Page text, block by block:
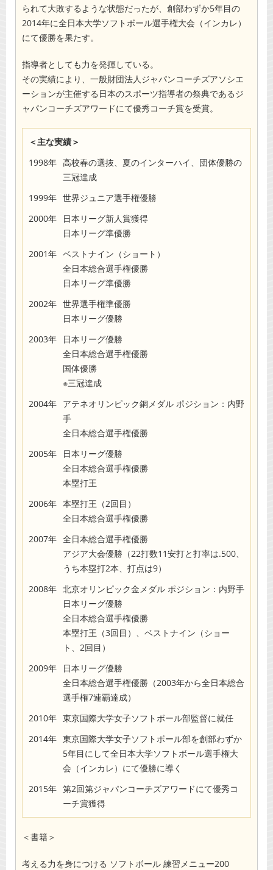
られて大敗するような状態だったが、創部わずか5年目の
2014年に全日本大学ソフトボール選手権大会（インカレ）
にて優勝を果たす。
指導者としても力を発揮している。
その実績により、一般財団法人ジャパンコーチズアソシエ
ーションが主催する日本のスポーツ指導者の祭典であるジ
ャパンコーチズアワードにて優秀コーチ賞を受賞。
＜主な実績＞
1998年 高校春の選抜、夏のインターハイ、団体優勝の
三冠達成
1999年 世界ジュニア選手権優勝
2000年
日本リーグ新人賞獲得
日本リーグ準優勝
2001年 ベストナイン（ショート）
全日本総合選手権優勝
日本リーグ準優勝
2002年 世界選手権準優勝
日本リーグ優勝
2003年
日本リーグ優勝
全日本総合選手権優勝
国体優勝
※三冠達成
2004年 アテネオリンピック銅メダル ポジション：内野
手
全日本総合選手権優勝
2005年
日本リーグ優勝
全日本総合選手権優勝
本塁打王
2006年 本塁打王（2回目）
全日本総合選手権優勝
2007年 全日本総合選手権優勝
アジア大会優勝（22打数11安打と打率は.500、
うち本塁打2本、打点は9）
2008年 北京オリンピック金メダル ポジション：内野手
日本リーグ優勝
全日本総合選手権優勝
本塁打王（3回目）、ベストナイン（ショー
ト、2回目）
2009年
日本リーグ優勝
全日本総合選手権優勝（2003年から全日本総合
選手権7連覇達成）
2010年 東京国際大学女子ソフトボール部監督に就任
2014年 東京国際大学女子ソフトボール部を創部わずか
5年目にして全日本大学ソフトボール選手権大
会（インカレ）にて優勝に導く
2015年 第2回第ジャパンコーチズアワードにて優秀コ
ーチ賞獲得
＜書籍＞
考える力を身につける ソフトボール 練習メニュー200